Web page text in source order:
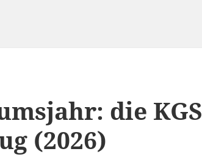
die KGS
(2026)